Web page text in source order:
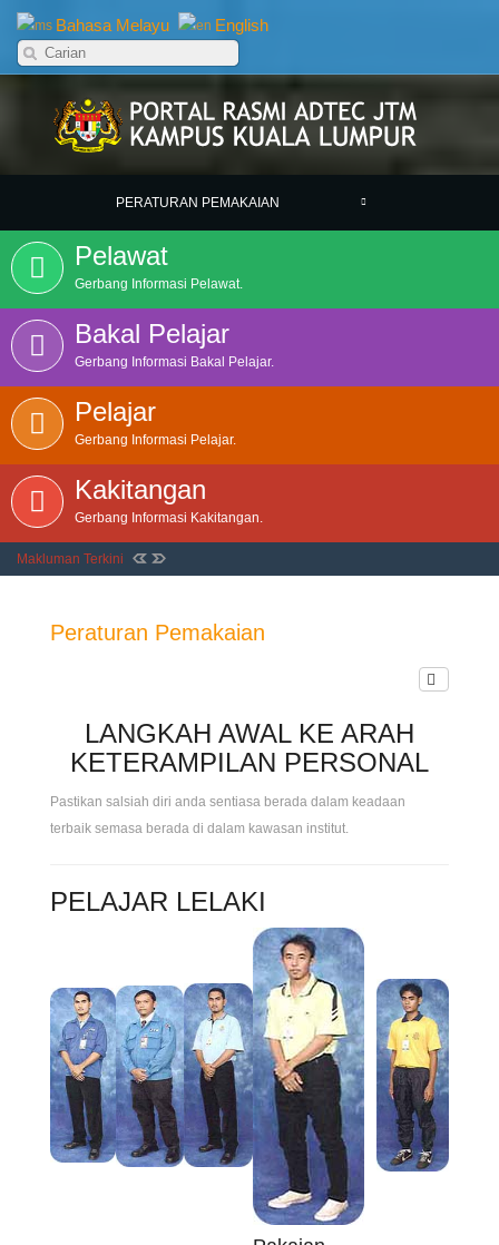
Bahasa Melayu English
PERATURAN PEMAKAIAN
Pelawat
Gerbang Informasi Pelawat.
Bakal Pelajar
Gerbang Informasi Bakal Pelajar.
Pelajar
Gerbang Informasi Pelajar.
Kakitangan
Gerbang Informasi Kakitangan.
Makluman Terkini
Peraturan Pemakaian
LANGKAH AWAL KE ARAH
KETERAMPILAN PERSONAL
Pastikan salsiah diri anda sentiasa berada dalam keadaan
terbaik semasa berada di dalam kawasan institut.
PELAJAR LELAKI